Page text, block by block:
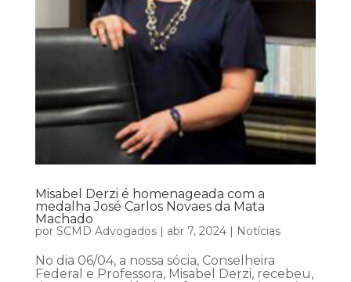
Misabel Derzi é homenageada com a
medalha José Carlos Novaes da Mata
Machado
por SCMD Advogados| abr 7, 2024| Notícias
No dia 06/04, a nossa sócia, Conselheira
Federal e Professora, Misabel Derzi, recebeu,